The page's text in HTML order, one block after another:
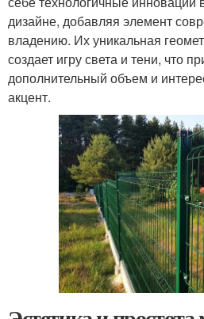
дизайне, добавляя элемент
владению. Их уникальная
создает игру света и тени, что
дополнительный объем и
акцент.